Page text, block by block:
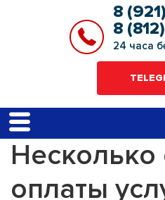
8
8
24 часа
Несколько
оплаты